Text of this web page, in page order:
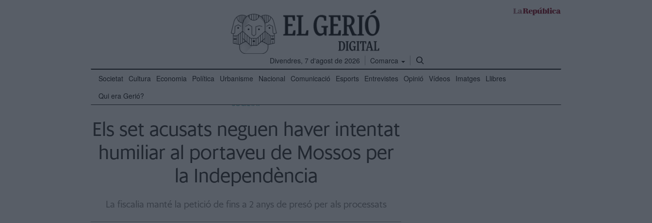
Divendres, 7 d'agost de 2026
Comarca
Societat Cultura Economia Política Urbanisme Nacional Comunicació Esports Entrevistes Opinió Vídeos Imatges Llibres
Qui era Gerió?
SOCIETAT
Els set acusats neguen haver intentat
humiliar al portaveu de Mossos per
la Independència
La fiscalia manté la petició de fins a 2 anys de presó per als processats